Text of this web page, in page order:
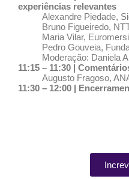
experiências relevantes
Alexandre Piedade,
Bruno Figueiredo,
Maria Vilar,
Pedro Gouveia,
Moderação: Daniela
11:15 – 11:30 |
Augusto Fragoso,
11:30 – 12:00 |